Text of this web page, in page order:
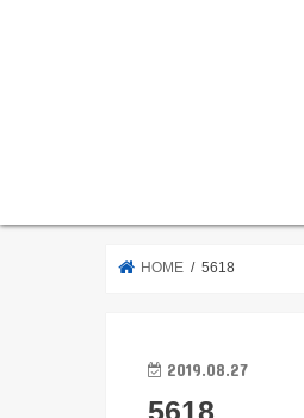
HOME 5618
2019.08.27
5618